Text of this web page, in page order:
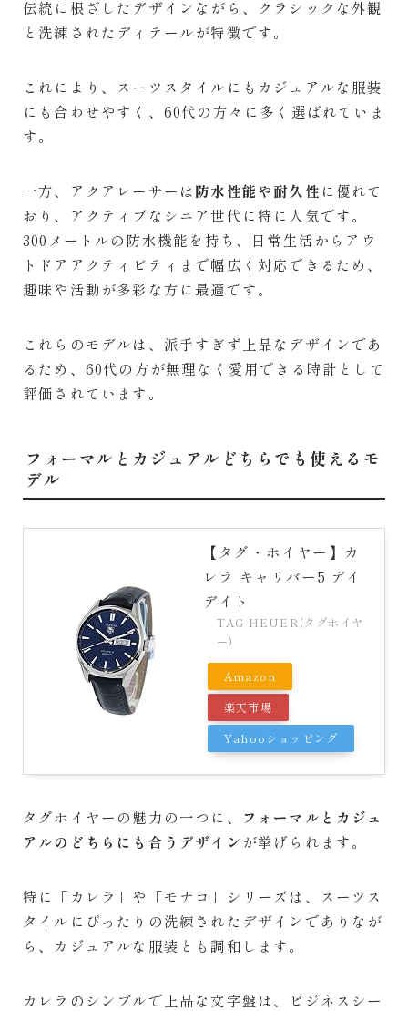
伝統に根ざしたデザインながら、クラシックな外観
と洗練されたディテールが特徴です。
これにより、スーツスタイルにもカジュアルな服装
にも合わせやすく、60代の方々に多く選ばれていま
す。
一方、アクアレーサーは防水性能や耐久性 に優れて
おり、アクティブなシニア世代に特に人気です。
300メートルの防水機能を持ち、日常生活からアウ
トドアアクティビティまで幅広く対応できるため、
趣味や活動が多彩な方に最適です。
これらのモデルは、派手すぎず上品なデザインであ
るため、60代の方が無理なく愛用できる時計として
評価されています。
フォーマルとカジュアルどちらでも使えるモ
デル
【タグ・ホイヤー】カ
レラ キャリバー5 デイ
デイト
TAG HEUER(タグホイヤ
ー)
Amazon
楽天市場
Yahooショッピング
タグホイヤーの魅力の一つに、
フォーマルとカジュ
アルのどちらにも合うデザイン が挙げられます。
特に「カレラ」や「モナコ」シリーズは、スーツス
タイルにぴったりの洗練されたデザインでありなが
ら、カジュアルな服装とも調和します。
カレラのシンプルで上品な文字盤は、ビジネスシー